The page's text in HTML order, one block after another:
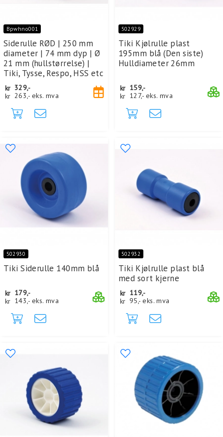
Bpwhno001
Siderulle RØD | 250 mm
diameter | 74 mm dyp | Ø
21 mm (hullstørrelse) |
Tiki, Tysse, Respo, HSS etc
kr 329,-
kr 263,- eks. mva
502929
Tiki Kjølrulle plast
195mm blå (Den siste)
Hulldiameter 26mm
kr 159,-
kr 127,- eks. mva
502930
Tiki Siderulle 140mm blå
kr 179,-
kr 143,- eks. mva
502932
Tiki Kjølrulle plast blå
med sort kjerne
kr 119,-
kr 95,- eks. mva